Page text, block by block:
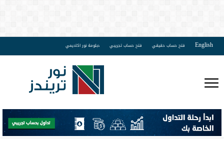
English فتح حساب حقيقي فتح حساب تجريبي دبلومة نور اكاديمي